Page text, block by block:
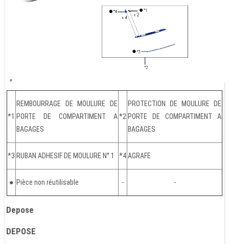
*1
REMBOURRAGE DE MOULURE DE
PORTE DE COMPARTIMENT A
BAGAGES
*2
PROTECTION DE MOULURE DE
PORTE DE COMPARTIMENT A
BAGAGES
*3 RUBAN ADHESIF DE MOULURE N° 1 *4AGRAFE
● Pièce non réutilisable - -
Depose
DEPOSE